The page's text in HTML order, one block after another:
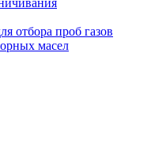
отбора проб газов
масел